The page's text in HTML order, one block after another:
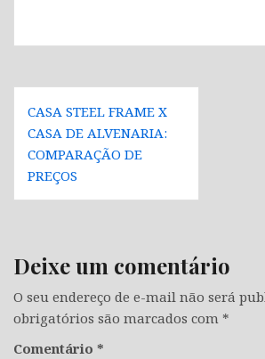
Navegação
de
Post
CASA STEEL FRAME X
CASA DE ALVENARIA:
COMPARAÇÃO DE
PREÇOS
Deixe um comentário
O seu endereço de e-mail não será
obrigatórios são marcados com *
Comentário *